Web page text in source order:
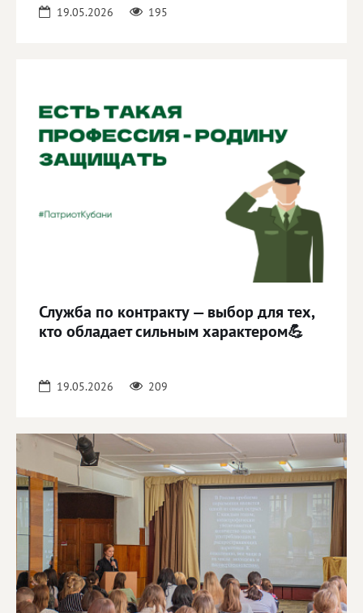
19.05.2026 195
Служба по контракту — выбор для тех,
кто обладает сильным характером💪
19.05.2026 209